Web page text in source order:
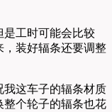
是工时可能会比较
，装好辐条还要调整
我这车子的辐条材质
整个轮子的辐条也花